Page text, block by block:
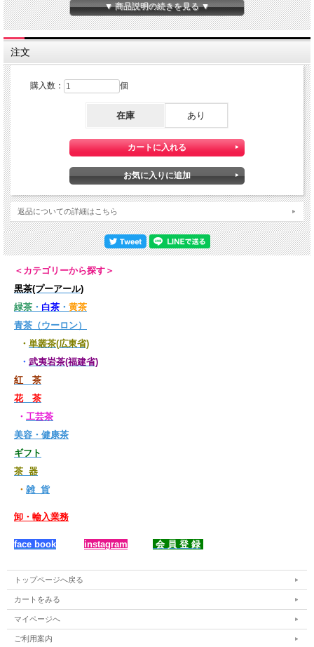
は、いったいどのようなものでしょうか。
このような特別な陳茶になりますと、その得も言われぬ素晴らしさは体感によって
のみ得られるものだと思います。
是非、丁寧に淹れていただき、29年の深みを心身で感じ、「金佛」という名との共
丁寧にお淹れください）
武夷奇種（武夷山野生茶葉樹種）の新品種。
1980年代、昔からあった茶樹の葉が新品種であることを発見し、それをもとに栽
培し、新しい品種として確立させることに成功しました。新しい品種が発見される
【飲み方】香りをそのまま100％愉しむために小蓋碗などの磁器でお愉しみいただ
った香りもぜひ確かめてください） じっくり、何煎も何煎も時間をかけて飲んで
あげてください。口に入れるのは少しずつで結構です。煎を重ねるごとに心が静ま
り、本当の岩茶の素晴らしさが実感できることと思います。
岩茶この岩茶は「国家無形文化遺産」の方より仕入れております。この方の作る岩
【店主より―かなり岩茶びいきの「本音」―】
金佛（武夷岩茶）店主が絶海の孤島に一種類だけ茶葉を持ち込んでいいといわれれ
ば、迷うことなく岩茶を選びます。火のおこし方？それはおいおい考えることにし
荷物に必ず入れておくのが、やはり数グラムの岩茶。あれこれ迷っても、結局落ち
着くのは岩茶なのです。
【岩茶の魅力とは？】
あくまで個人的な意見ですが・・・烏龍茶の中でも岩茶は特別な存在だと思いま
な烏龍茶の尺度で岩茶を評価するからです。
他のお茶は主に鼻や舌でその素晴らしさを実感するものですが、岩茶は少し違いま
さらに、茶葉にもよりますが、小さな茶壷で淹れますと一回分の茶葉で15煎近く飲
めたりします(なかなか経済的)。多くの岩茶は最初の数煎も良いのですが、中盤か
徐々に透明感が増して、トロリとなっていく感じが堪らないのです。
きです。茶杯にもほんの少しだけ入れコロリと舌の上で転がします。それは一滴、
キスはとても濃厚です。煎を重ねるごとに、霧が立ち込める幽玄な世界に引き込ま
れ、時間の感覚も曖昧になっていくことでしょう。つまりリラックス度No.1のお茶
でもあるのです。
▼ 商品説明の続きを見る ▼
注文
購入数： 個
在庫 あり
返品についての詳細はこちら
＜カテゴリーから探す＞
黒茶(プーアール)
緑茶 ・ 白茶 ・ 黄茶
青茶（ウーロン）
・ 単叢茶(広東省)
・ 武夷岩茶(福建省)
紅 茶
花 茶
・ 工芸茶
美容・健康茶
ギフト
茶 器
・ 雑 貨
卸・輸入業務
face book instagram 会 員 登 録
トップページへ戻る
カートをみる
マイページへ
ご利用案内